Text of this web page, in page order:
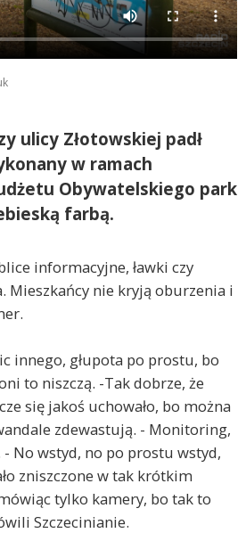
ulicy Złotowskiej padł
w ramach
Obywatelskiego park
farbą.
informacyjne, ławki czy
Mieszkańcy nie kryją oburzenia i
innego, głupota po prostu, bo
to niszczą. -Tak dobrze, że
się jakoś uchowało, bo można
zdewastują. - Monitoring,
No wstyd, no po prostu wstyd,
zniszczone w tak krótkim
tylko kamery, bo tak to
Szczecinianie.